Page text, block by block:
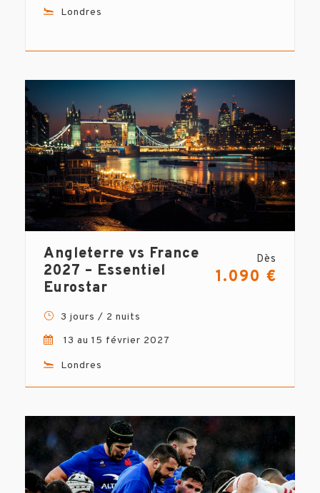
Londres
Angleterre vs France
2027 – Essentiel
Eurostar
Dès
1.090 €
3 jours / 2 nuits
13 au 15 février 2027
Londres